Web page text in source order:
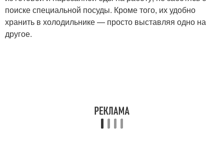
поиске специальной посуды. Кроме того, их удобно
хранить в холодильнике — просто выставляя одно на
другое.